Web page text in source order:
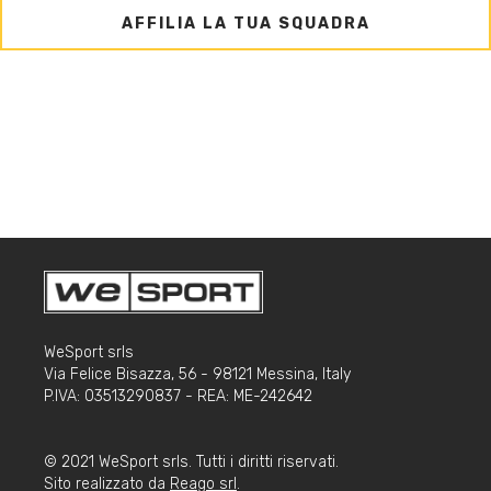
AFFILIA LA TUA SQUADRA
WeSport srls
Via Felice Bisazza, 56 - 98121 Messina, Italy
P.IVA: 03513290837 - REA: ME-242642
© 2021 WeSport srls. Tutti i diritti riservati.
Sito realizzato da Reago srl .